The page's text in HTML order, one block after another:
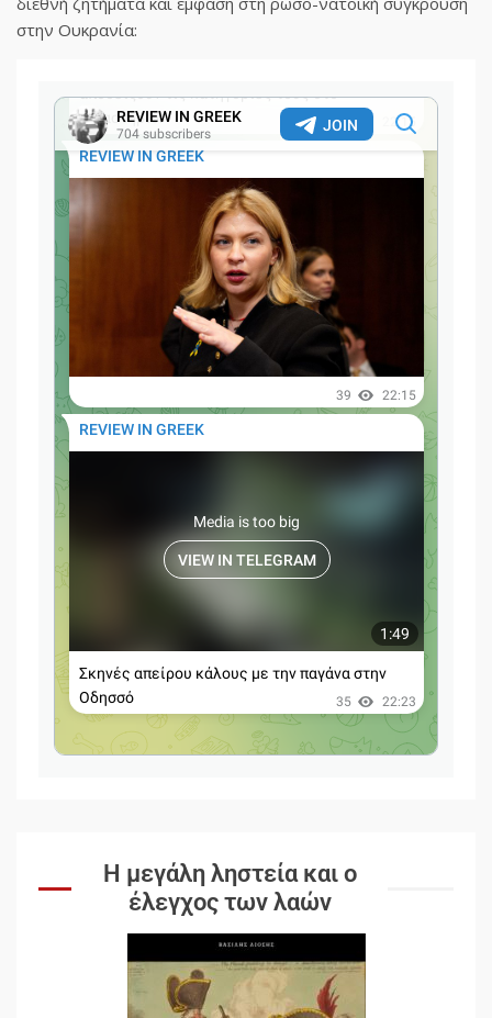
στην Ουκρανία:
Η μεγάλη ληστεία και ο
έλεγχος των λαών